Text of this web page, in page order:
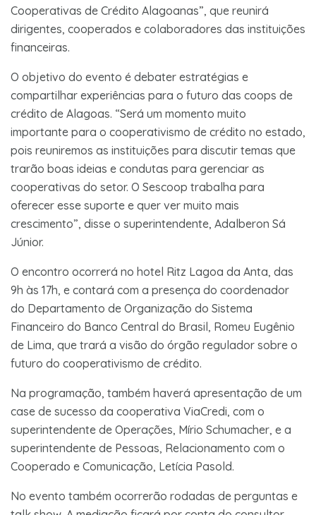
Cooperativas de Crédito Alagoanas”, que reunirá
dirigentes, cooperados e colaboradores das instituições
financeiras.
O objetivo do evento é debater estratégias e
compartilhar experiências para o futuro das coops de
crédito de Alagoas. “Será um momento muito
importante para o cooperativismo de crédito no estado,
pois reuniremos as instituições para discutir temas que
trarão boas ideias e condutas para gerenciar as
cooperativas do setor. O Sescoop trabalha para
oferecer esse suporte e quer ver muito mais
crescimento”, disse o superintendente, Adalberon Sá
Júnior.
O encontro ocorrerá no hotel Ritz Lagoa da Anta, das
9h às 17h, e contará com a presença do coordenador
do Departamento de Organização do Sistema
Financeiro do Banco Central do Brasil, Romeu Eugênio
de Lima, que trará a visão do órgão regulador sobre o
futuro do cooperativismo de crédito.
Na programação, também haverá apresentação de um
case de sucesso da cooperativa ViaCredi, com o
superintendente de Operações, Mírio Schumacher, e a
superintendente de Pessoas, Relacionamento com o
Cooperado e Comunicação, Letícia Pasold.
No evento também ocorrerão rodadas de perguntas e